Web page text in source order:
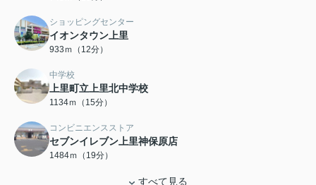
ショッピングセンター
イオンタウン上里
933ｍ（12分）
中学校
上里町立上里北中学校
1134ｍ（15分）
コンビニエンスストア
セブンイレブン上里神保原店
1484ｍ（19分）
すべて見る